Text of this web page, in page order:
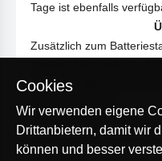
Tage ist ebenfalls
Zusätzlich zum
ausgeschaltet ist
Zustand befindet.
Die aufgeführten Features
Betriebssystem Android.
Cookies
Wir verwenden eigene
Drittanbietern, damit wir
können und besser